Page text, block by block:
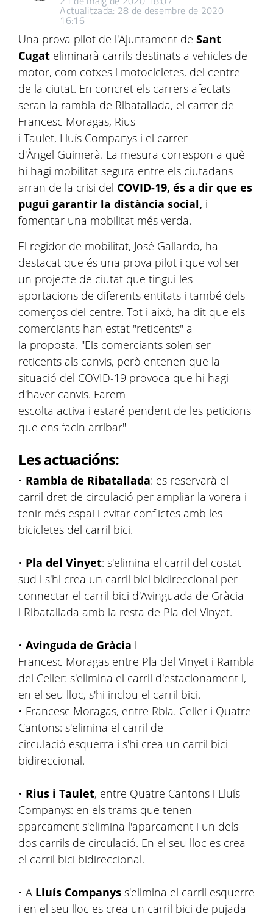
Actualitzada: 28 de desembre de 2020
16:16
Una prova pilot de l'Ajuntament de Sant
Cugat eliminarà carrils destinats a vehicles de
motor, com cotxes i motocicletes, del centre
de la ciutat. En concret els carrers afectats
seran la rambla de Ribatallada, el carrer de
Francesc Moragas, Rius
i Taulet, Lluís Companys i el carrer
d'Àngel Guimerà. La mesura correspon a què
hi hagi mobilitat segura entre els ciutadans
arran de la crisi del COVID-19, és a dir que es
pugui garantir la distància social, i
fomentar una mobilitat més verda.
El regidor de mobilitat, José Gallardo, ha
destacat que és una prova pilot i que vol ser
un projecte de ciutat que tingui les
aportacions de diferents entitats i també dels
comerços del centre. Tot i això, ha dit que els
comerciants han estat "reticents" a
la proposta. "Els comerciants solen ser
reticents als canvis, però entenen que la
situació del COVID-19 provoca que hi hagi
d'haver canvis. Farem
escolta activa i estaré pendent de les peticions
que ens facin arribar"
Les actuacións:
• Rambla de Ribatallada: es reservarà el
carril dret de circulació per ampliar la vorera i
tenir més espai i evitar conflictes amb les
bicicletes del carril bici.
• Pla del Vinyet: s'elimina el carril del costat
sud i s'hi crea un carril bici bidireccional per
connectar el carril bici d'Avinguada de Gràcia
i Ribatallada amb la resta de Pla del Vinyet.
• Avinguda de Gràcia i
Francesc Moragas entre Pla del Vinyet i Rambla
del Celler: s'elimina el carril d'estacionament i,
en el seu lloc, s'hi inclou el carril bici.
• Francesc Moragas, entre Rbla. Celler i Quatre
Cantons: s'elimina el carril de
circulació esquerra i s'hi crea un carril bici
bidireccional.
• Rius i Taulet, entre Quatre Cantons i Lluís
Companys: en els trams que tenen
aparcament s'elimina l'aparcament i un dels
dos carrils de circulació. En el seu lloc es crea
el carril bici bidireccional.
• A Lluís Companys s'elimina el carril esquerre
i en el seu lloc es crea un carril bici de pujada